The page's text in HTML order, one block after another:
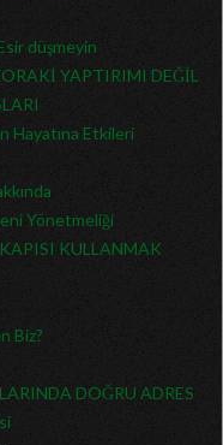
düşmeyin
YAPTIRIMI DEĞİL
Hayatına Etkileri
Yönetmeliği
KULLANMAK
Biz?
DOĞRU ADRES